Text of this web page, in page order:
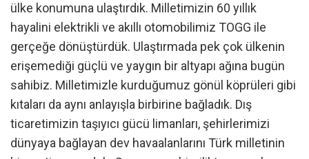
ülke konumuna ulaştırdık. Milletimizin 60 yıllık
hayalini elektrikli ve akıllı otomobilimiz TOGG ile
gerçeğe dönüştürdük. Ulaştırmada pek çok ülkenin
erişemediği güçlü ve yaygın bir altyapı ağına bugün
sahibiz. Milletimizle kurduğumuz gönül köprüleri gibi
kıtaları da aynı anlayışla birbirine bağladık. Dış
ticaretimizin taşıyıcı gücü limanları, şehirlerimizi
dünyaya bağlayan dev havaalanlarını Türk milletinin